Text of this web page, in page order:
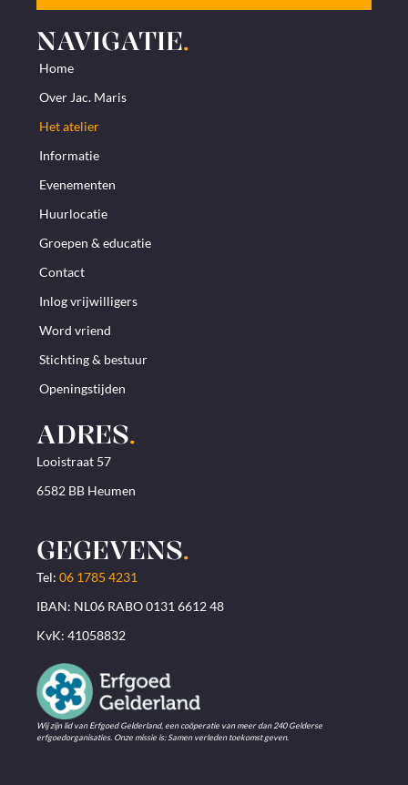
NAVIGATIE.
Home
Over Jac. Maris
Het atelier
Informatie
Evenementen
Huurlocatie
Groepen & educatie
Contact
Inlog vrijwilligers
Word vriend
Stichting & bestuur
Openingstijden
ADRES.
Looistraat 57
6582 BB Heumen
GEGEVENS.
Tel: 06 1785 4231
IBAN: NL06 RABO 0131 6612 48
KvK: 41058832
Wij zijn lid van Erfgoed Gelderland, een coöperatie van meer dan 240 Gelderse
erfgoedorganisaties. Onze missie is: Samen verleden toekomst geven.